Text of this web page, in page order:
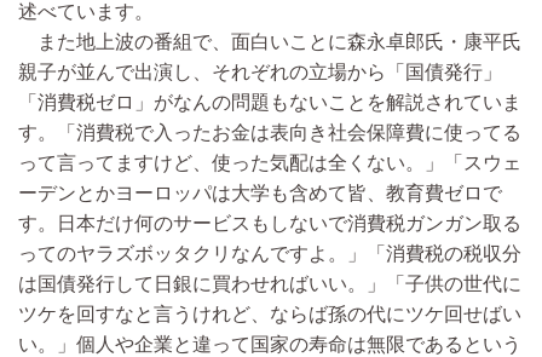
述べています。
また地上波の番組で、面白いことに森永卓郎氏・康平氏
親子が並んで出演し、それぞれの立場から「国債発行」
「消費税ゼロ」がなんの問題もないことを解説されていま
す。「消費税で入ったお金は表向き社会保障費に使ってる
って言ってますけど、使った気配は全くない。」「スウェ
ーデンとかヨーロッパは大学も含めて皆、教育費ゼロで
す。日本だけ何のサービスもしないで消費税ガンガン取る
ってのヤラズボッタクリなんですよ。」「消費税の税収分
は国債発行して日銀に買わせればいい。」「子供の世代に
ツケを回すなと言うけれど、ならば孫の代にツケ回せばい
い。」個人や企業と違って国家の寿命は無限であるという